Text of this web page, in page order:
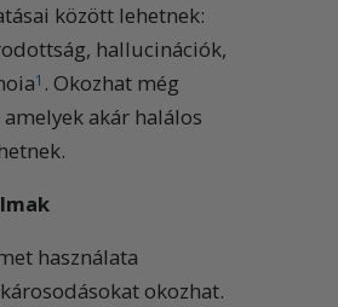
között lehetnek:
hallucinációk,
1 . Okozhat még
akár halálos
használata
okozhat.